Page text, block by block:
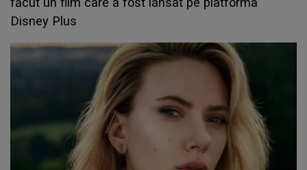
Disney Plus